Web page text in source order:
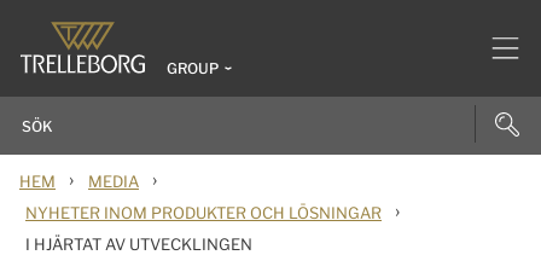
GROUP
HEM › MEDIA ›
NYHETER INOM PRODUKTER OCH LÖSNINGAR ›
I HJÄRTAT AV UTVECKLINGEN